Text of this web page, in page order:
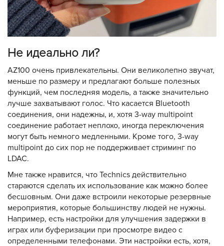
Не идеально ли?
AZ100 очень привлекательны. Они великолепно звучат,
меньше по размеру и предлагают больше полезных
функций, чем последняя модель, а также значительно
лучше захватывают голос. Что касается Bluetooth
соединения, они надежны, и, хотя 3-way multipoint
соединение работает неплохо, иногда переключения
могут быть немного медленными. Кроме того, 3-way
multipoint до сих пор не поддерживает стриминг по
LDAC.
Мне также нравится, что Technics действительно
стараются сделать их использование как можно более
бесшовным. Они даже встроили некоторые резервные
мероприятия, которые большинству людей не нужны.
Например, есть настройки для улучшения задержки в
играх или буферизации при просмотре видео с
определенными телефонами. Эти настройки есть, хотя,